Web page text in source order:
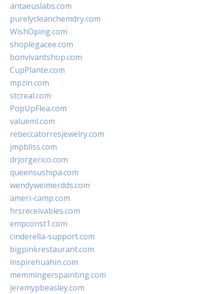
antaeuslabs.com
purelycleanchemdry.com
WishOping.com
shoplegacee.com
bonvivantshop.com
CupPlante.com
mpzin.com
stcreal.com
PopUpFlea.com
valueml.com
rebeccatorresjewelry.com
jmpbliss.com
drjorgerico.com
queensushipa.com
wendyweimerdds.com
ameri-camp.com
hrsreceivables.com
empconst1.com
cinderella-support.com
bigpinkrestaurant.com
inspirehuahin.com
memmingerspainting.com
jeremypbeasley.com